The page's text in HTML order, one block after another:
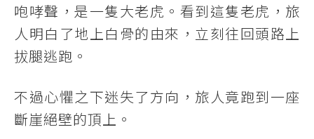
咆哮聲，是一隻大老虎。看到這隻老虎，旅
人明白了地上白骨的由來，立刻往回頭路上
拔腿逃跑。
不過心懼之下迷失了方向，旅人竟跑到一座
斷崖絕壁的頂上。